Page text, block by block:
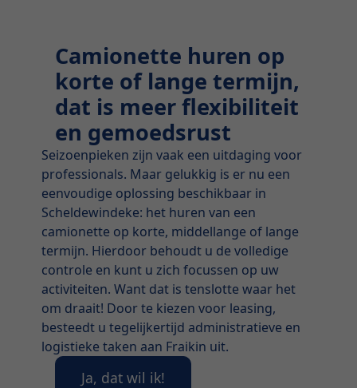
Camionette huren op
korte of lange termijn,
dat is meer flexibiliteit
en gemoedsrust
Seizoenpieken zijn vaak een uitdaging voor
professionals. Maar gelukkig is er nu een
eenvoudige oplossing beschikbaar in
Scheldewindeke: het huren van een
camionette op korte, middellange of lange
termijn. Hierdoor behoudt u de volledige
controle en kunt u zich focussen op uw
activiteiten. Want dat is tenslotte waar het
om draait! Door te kiezen voor leasing,
besteedt u tegelijkertijd administratieve en
logistieke taken aan Fraikin uit.
Ja, dat wil ik!